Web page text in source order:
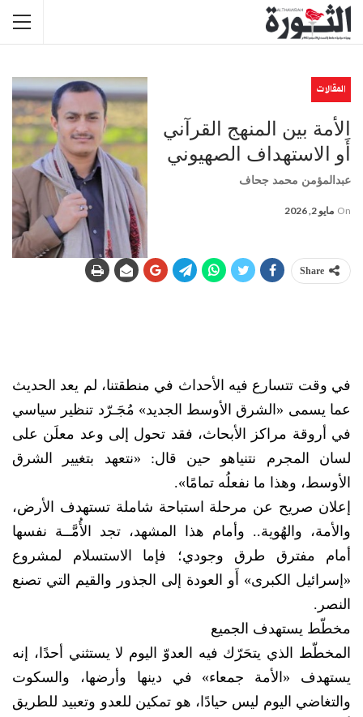
المقالات
الأمة بين المنهج القرآني
أَو الاستهداف الصهيوني
عبدالمؤمن محمد جحاف
On مايو 2, 2026
Share
​في وقت تتسارع فيه الأحداث في منطقتنا، لم يعد الحديث
عما يسمى «الشرق الأوسط الجديد» مُجَـرّد تنظير سياسي
في أروقة مراكز الأبحاث، فقد تحول إلى وعد معلَن على
لسان المجرم نتنياهو حين قال: «نتعهد بتغيير الشرق
الأوسط، وهذا ما نفعلُه تمامًا».
إعلان صريح عن مرحلة استباحة شاملة تستهدف الأرض،
والأمة، والهُوية.. و​أمام هذا المشهد، تجد الأُمَّــة نفسها
أمام مفترق طرق وجودي؛ فإما الاستسلام لمشروع
«إسرائيل الكبرى» أَو العودة إلى الجذور والقيم التي تصنع
النصر.
​مخطّط يستهدف الجميع
​المخطّط الذي يتحَرّك فيه العدوّ اليوم لا يستثني أحدًا، إنه
يستهدف «الأمة جمعاء» في دينها وأرضها، والسكوت
والتغاضي اليوم ليس حيادًا، هو تمكين للعدو وتعبيد للطريق